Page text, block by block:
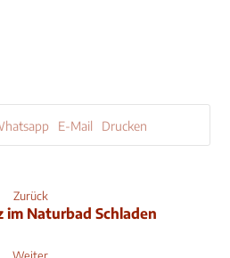
E-Mail Drucken
Zurück
Naturbad Schladen